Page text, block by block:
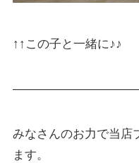
↑↑この子と一緒に♪♪
みなさんのお力で当店
ます。